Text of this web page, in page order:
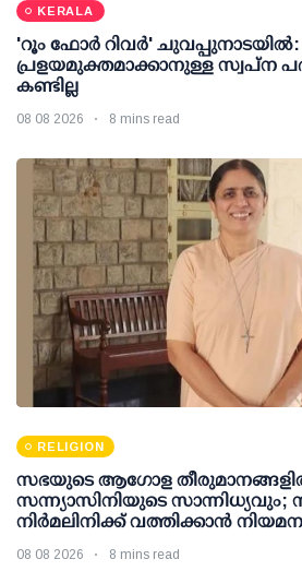
KERALA
'റൂം ഫോര്‍ റിവര്‍'
പ്രളയമുക്തമാക്കാനുള്ള സ്വപ്ന
കണ്ടില്ല
08 08 2026 8 mins read
RELIGION
സഭയുടെ ആഗോള
സന്ന്യാസിനിയുടെ സാന്നിധ്യവും;
നിർമലിനിക്ക് വത്തിക്കാൻ
08 08 2026 8 mins read